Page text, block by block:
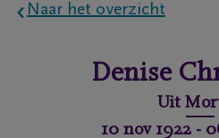
Naar het overzicht
Denise
Uit
10 nov 1922-